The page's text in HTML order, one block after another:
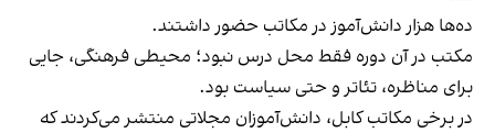
ده‌ها هزار دانش‌آموز در مکاتب حضور داشتند.
مکتب در آن دوره فقط محل درس نبود؛ محیطی فرهنگی، جایی
برای مناظره، تئاتر و حتی سیاست بود.
در برخی مکاتب کابل، دانش‌آموزان مجلاتی منتشر می‌کردند که